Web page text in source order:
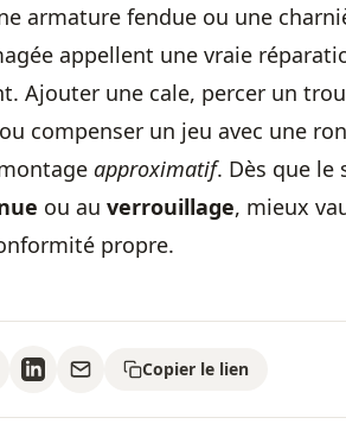
armature fendue ou une
appellent une vraie
Ajouter une cale, percer un trou
compenser un jeu avec une
approximatif. Dès que le
ou au verrouillage, mieux
propre.
Copier le lien